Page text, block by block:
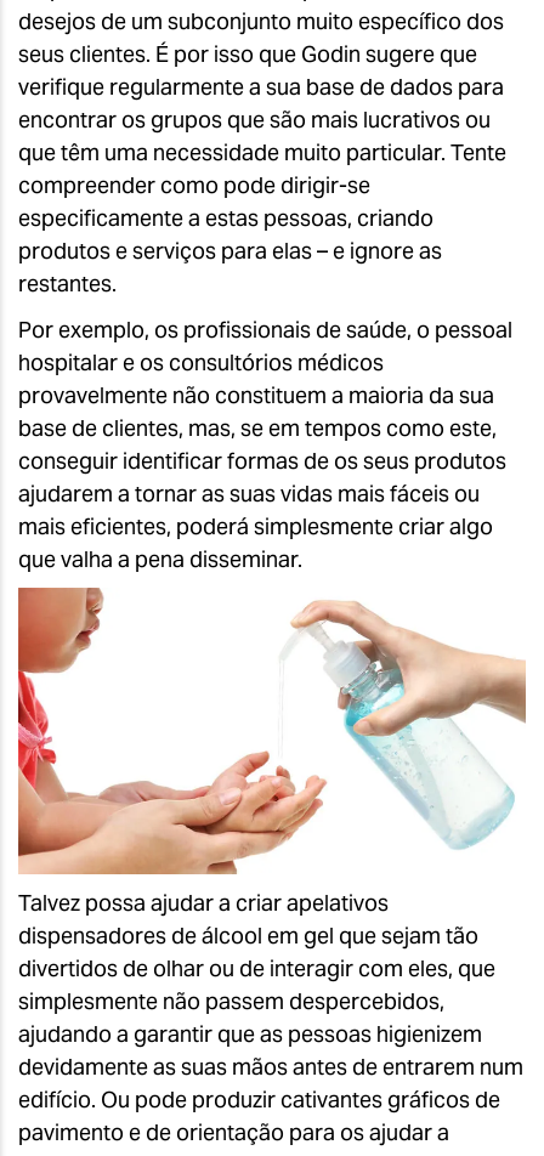
desejos de um subconjunto muito específico dos
seus clientes. É por isso que Godin sugere que
verifique regularmente a sua base de dados para
encontrar os grupos que são mais lucrativos ou
que têm uma necessidade muito particular. Tente
compreender como pode dirigir-se
especificamente a estas pessoas, criando
produtos e serviços para elas – e ignore as
restantes.
Por exemplo, os profissionais de saúde, o pessoal
hospitalar e os consultórios médicos
provavelmente não constituem a maioria da sua
base de clientes, mas, se em tempos como este,
conseguir identificar formas de os seus produtos
ajudarem a tornar as suas vidas mais fáceis ou
mais eficientes, poderá simplesmente criar algo
que valha a pena disseminar.
Talvez possa ajudar a criar apelativos
dispensadores de álcool em gel que sejam tão
divertidos de olhar ou de interagir com eles, que
simplesmente não passem despercebidos,
ajudando a garantir que as pessoas higienizem
devidamente as suas mãos antes de entrarem num
edifício. Ou pode produzir cativantes gráficos de
pavimento e de orientação para os ajudar a